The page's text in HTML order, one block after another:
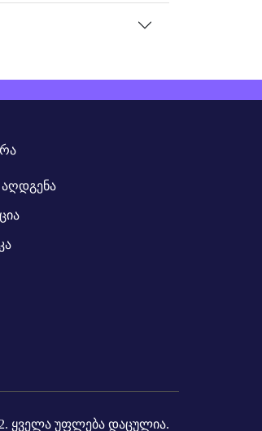
ყველა უფლება დაცულია.